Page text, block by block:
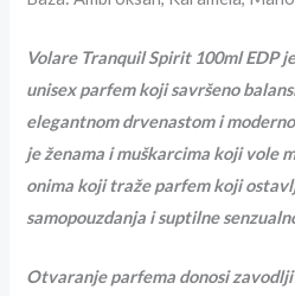
Volare Tranquil Spirit 100ml EDP
unisex parfem koji savršeno
elegantnom drvenastom i
je ženama i muškarcima koji vole
onima koji traže parfem koji
samopouzdanja i suptilne
Otvaranje parfema donosi